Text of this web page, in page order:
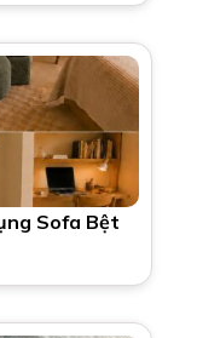
Sofa Bệt